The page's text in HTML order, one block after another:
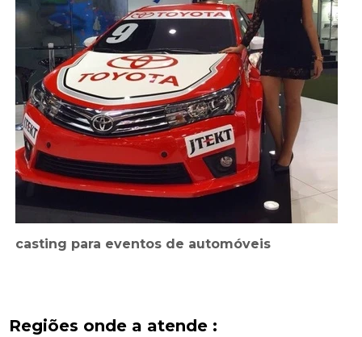
casting para eventos de automóveis
Regiões onde a atende :